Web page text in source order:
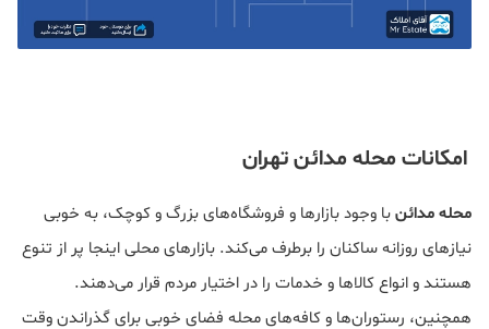
امکانات محله مدائن تهران
محله مدائنبا وجود بازارها و فروشگاه‌های بزرگ و کوچک، به خوبی
نیازهای روزانه ساکنان را برطرف می‌کند. بازارهای محلی اینجا پر از تنوع
هستند و انواع کالاها و خدمات را در اختیار مردم قرار می‌دهند.
همچنین، رستوران‌ها و کافه‌های محله فضای خوبی برای گذراندن وقت